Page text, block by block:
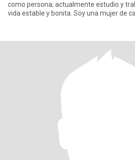
como persona; actualmente estudio y
vida estable y bonita. Soy una mujer de